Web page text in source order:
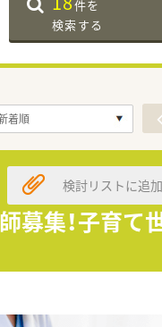
件を
検索する
募集！子育て
検討リストに追加